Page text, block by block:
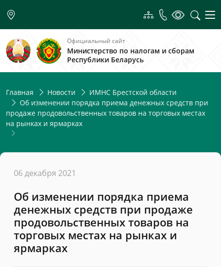
Официальный сайт
Министерство по налогам и сборам
Республики Беларусь
Главная Новости
ИМНС Брестской области
Об изменении порядка приема денежных средств при
продаже продовольственных товаров на торговых местах
на рынках и ярмарках
06 декабря 2021
Об изменении порядка приема
денежных средств при продаже
продовольственных товаров на
торговых местах на рынках и
ярмарках